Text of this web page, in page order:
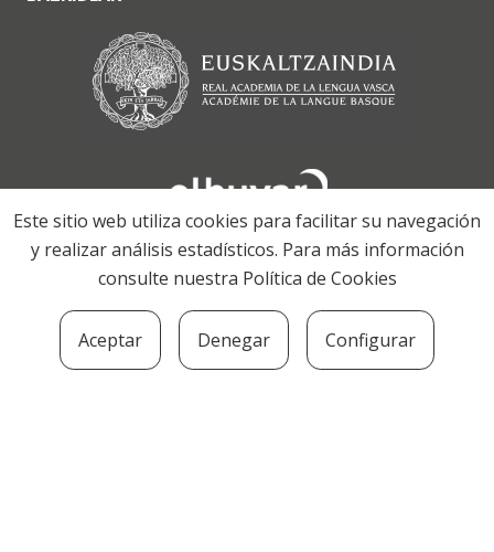
Este sitio web utiliza cookies para facilitar su navegación
y realizar análisis estadísticos. Para más información
consulte nuestra Política de Cookies
Aceptar Denegar Configurar